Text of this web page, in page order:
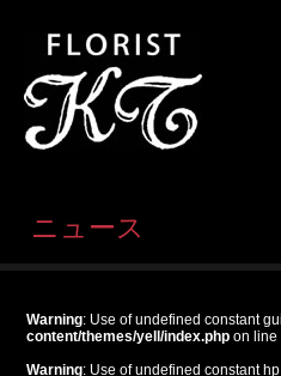
ニュース
Warning: Use of undefined constant
content/themes/yell/index.php on line
Warning: Use of undefined constant